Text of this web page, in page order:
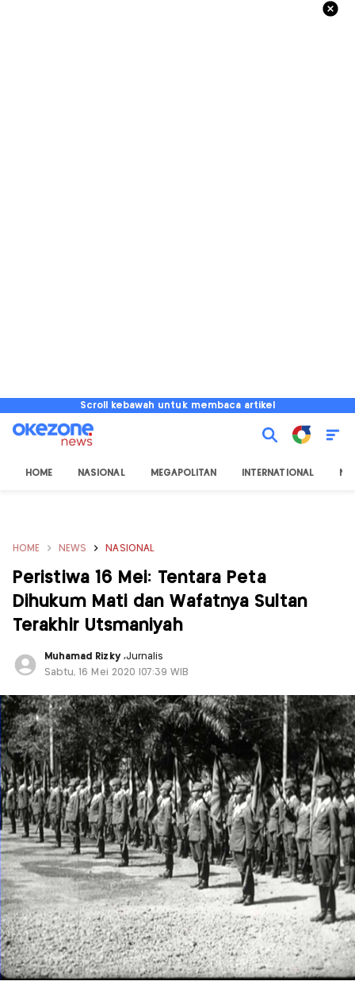
Scroll kebawah untuk membaca artikel
HOME NASIONAL MEGAPOLITAN INTERNATIONAL
HOME NEWS NASIONAL
Peristiwa 16 Mei: Tentara Peta
Dihukum Mati dan Wafatnya Sultan
Terakhir Utsmaniyah
Muhamad Rizky ,Jurnalis
Sabtu, 16 Mei 2020 |07:39 WIB